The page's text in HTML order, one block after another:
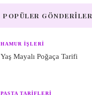
POPÜLER GÖNDERILER
HAMUR IŞLERI
Yaş Mayalı Poğaça Tarifi
PASTA TARIFLERI